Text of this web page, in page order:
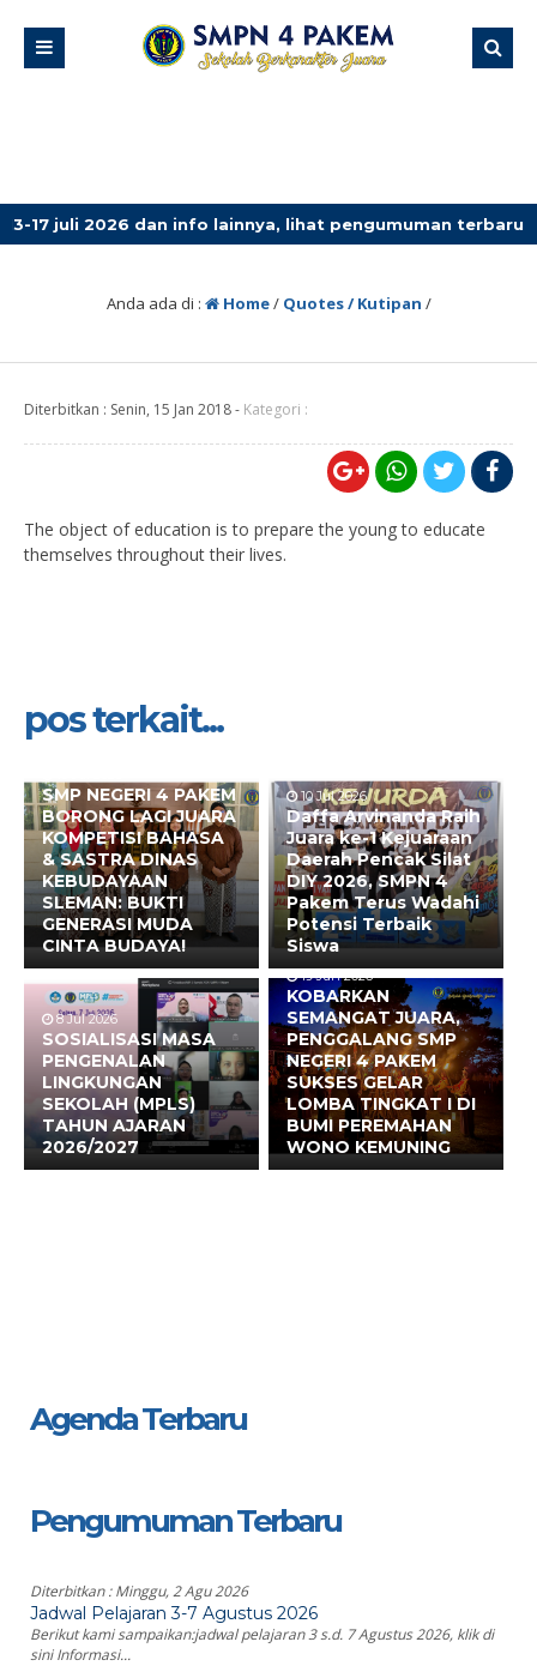
dan info lainnya, lihat pengumuman terbaru! 4
Anda ada di : Home/ Quotes / Kutipan /
Diterbitkan : Senin, 15 Jan 2018- Kategori :
The object of education is to prepare the young to educate
themselves throughout their lives.
pos terkait...
SMP NEGERI 4 PAKEM
BORONG LAGI JUARA
KOMPETISI BAHASA
& SASTRA DINAS
KEBUDAYAAN
SLEMAN: BUKTI
GENERASI MUDA
CINTA BUDAYA!
10 Jul 2026
Daffa Arvinanda Raih
Juara ke-1 Kejuaraan
Daerah Pencak Silat
DIY 2026, SMPN 4
Pakem Terus Wadahi
Potensi Terbaik
Siswa
8 Jul 2026
SOSIALISASI MASA
PENGENALAN
LINGKUNGAN
SEKOLAH (MPLS)
TAHUN AJARAN
2026/2027
19 Jun 2026
KOBARKAN
SEMANGAT JUARA,
PENGGALANG SMP
NEGERI 4 PAKEM
SUKSES GELAR
LOMBA TINGKAT I DI
BUMI PEREMAHAN
WONO KEMUNING
Agenda Terbaru
Pengumuman Terbaru
Diterbitkan :Minggu, 2 Agu 2026
Jadwal Pelajaran 3-7 Agustus 2026
Berikut kami sampaikan:jadwal pelajaran 3 s.d. 7 Agustus 2026, klik di
sini Informasi...